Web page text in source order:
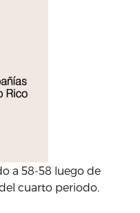
a 58-58 luego de
cuarto periodo.